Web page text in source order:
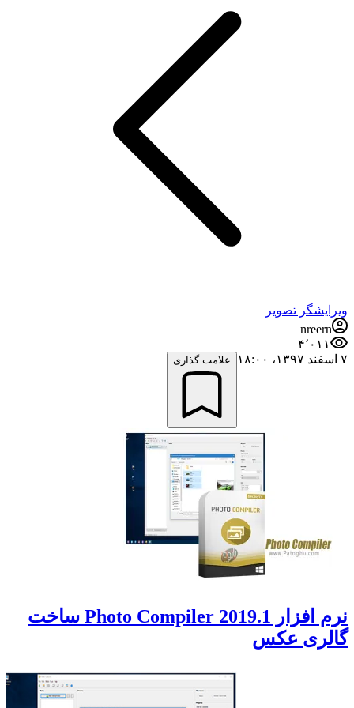
ویرایشگر تصویر
nreern
۴٬۰۱۱
۷ اسفند ۱۳۹۷،‏ ۱۸:۰۰
علامت گذاری
نرم افزار Photo Compiler 2019.1 ساخت
گالری عکس